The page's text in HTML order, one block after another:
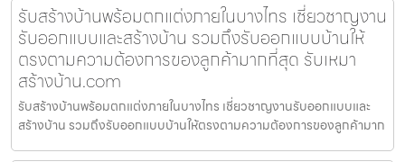
รับสร้างบ้านพร้อมตกแต่งภายในบางไทร เชี่ยวชาญงาน
รับออกแบบและสร้างบ้าน รวมถึงรับออกแบบบ้านให้
ตรงตามความต้องการของลูกค้ามากที่สุด รับเหมา
สร้างบ้าน.com
รับสร้างบ้านพร้อมตกแต่งภายในบางไทร เชี่ยวชาญงานรับออกแบบและ
สร้างบ้าน รวมถึงรับออกแบบบ้านให้ตรงตามความต้องการของลูกค้ามาก